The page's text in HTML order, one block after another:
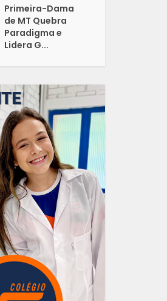
Primeira-Dama
de MT Quebra
Paradigma e
Lidera G...